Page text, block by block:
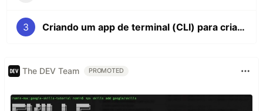
3 Criando um app de terminal (CLI) para criar arquivos react #3
The DEV Team PROMOTED